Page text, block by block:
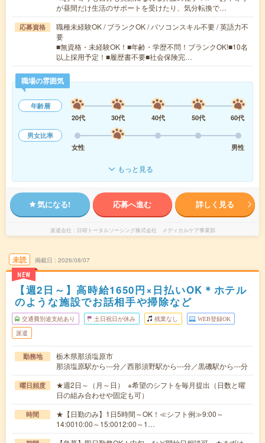
が昼間だけ生活のサポートを受けたり、気分転換で…
応募資格
職種未経験OK / ブランクOK / パソコンスキル不要 / 英語力不
要
■無資格・未経験OK！■年齢・学歴不問！ブランクOK!■10名
以上採用予定！■履歴書不要■社会保険完…
職場の雰囲気
年齢層
20代
30代 40代 50代
60代
男女比率
女性
男性
もっと見る
気になる! 応募へ進む 詳しく見る
派遣会社 日研トータルソーシング株式会社 メディカルケア事業部
未読
NEW
掲載日 2026/08/07
【週2日～】高時給1650円×日払いOK＊ホテル
のような施設でお話相手や掃除など
交通費別途支給あり 土日祝日が休み 残業なし WEB登録OK
派遣
勤務地
栃木県那須塩原市
那須塩原駅から---分／西那須野駅から---分／黒磯駅から---分
曜日頻度
★週2日～（月～日） ※希望のシフトを毎月提出（日数と曜
日の組み合わせや固定も可）
時間
★【日勤のみ】1日5時間～OK！≪シフト例≫9:00～
14:0010:00～15:0012:00～1…